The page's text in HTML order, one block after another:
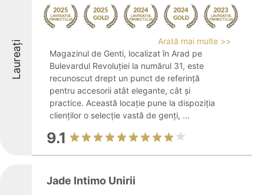
Laureați
Arată mai multe >>
Magazinul de Genti, localizat în Arad pe
Bulevardul Revoluției la numărul 31, este
recunoscut drept un punct de referință
pentru accesorii atât elegante, cât și
practice. Această locație pune la dispoziția
clienților o selecție vastă de genți, ...
9.1
Jade Intimo Unirii